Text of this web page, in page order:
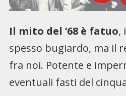
Il mito del ’68 è fatuo,
spesso bugiardo, ma il
fra noi. Potente e
eventuali fasti del